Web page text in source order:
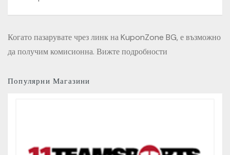
Когато пазарувате чрез линк на KuponZone BG, е възможно
да получим комисионна. Вижте подробности
Популярни Магазини